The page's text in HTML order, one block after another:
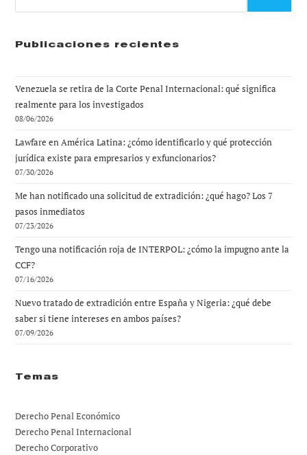
Publicaciones recientes
Venezuela se retira de la Corte Penal Internacional: qué significa
realmente para los investigados
08/06/2026
Lawfare en América Latina: ¿cómo identificarlo y qué protección
jurídica existe para empresarios y exfuncionarios?
07/30/2026
Me han notificado una solicitud de extradición: ¿qué hago? Los 7
pasos inmediatos
07/23/2026
Tengo una notificación roja de INTERPOL: ¿cómo la impugno ante la
CCF?
07/16/2026
Nuevo tratado de extradición entre España y Nigeria: ¿qué debe
saber si tiene intereses en ambos países?
07/09/2026
Temas
Derecho Penal Económico
Derecho Penal Internacional
Derecho Corporativo